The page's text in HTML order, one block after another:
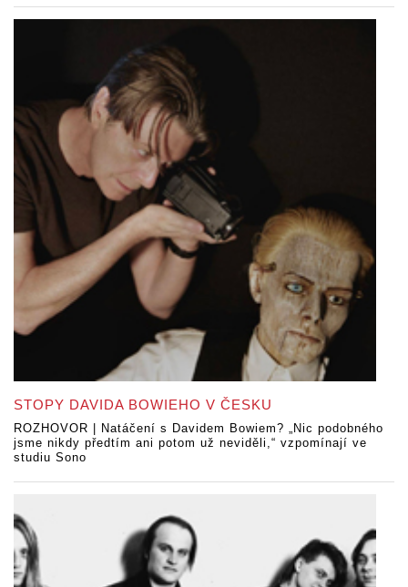
STOPY DAVIDA BOWIEHO V ČESKU
ROZHOVOR | Natáčení s Davidem Bowiem? „Nic podobného
jsme nikdy předtím ani potom už neviděli,“ vzpomínají ve
studiu Sono